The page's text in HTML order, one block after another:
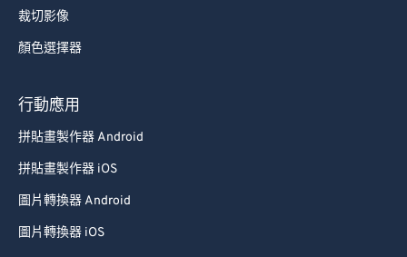
裁切影像
顏色選擇器
行動應用
拼貼畫製作器 Android
拼貼畫製作器 iOS
圖片轉換器 Android
圖片轉換器 iOS